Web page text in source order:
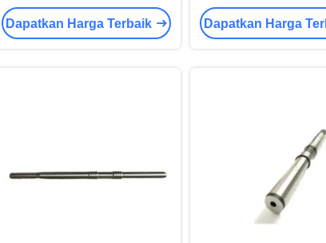
Dapatkan Harga Terbaik
nomor piston
Dapatkan Harga